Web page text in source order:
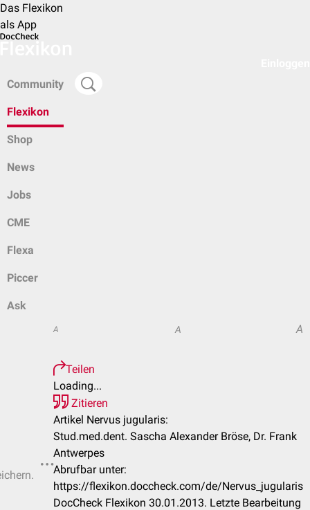
Das Flexikon
als App
Community
Flexikon
Shop
News
Jobs
CME
Flexa
Piccer
Ask
A A A
Teilen
Loading...
Zitieren
Artikel Nervus jugularis:
Stud.med.dent. Sascha Alexander Bröse, Dr. Frank
Antwerpes
Abrufbar unter:
https://flexikon.doccheck.com/de/Nervus_jugularis
DocCheck Flexikon 30.01.2013. Letzte Bearbeitung